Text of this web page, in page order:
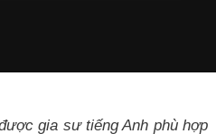
gia sư tiếng Anh phù hợp